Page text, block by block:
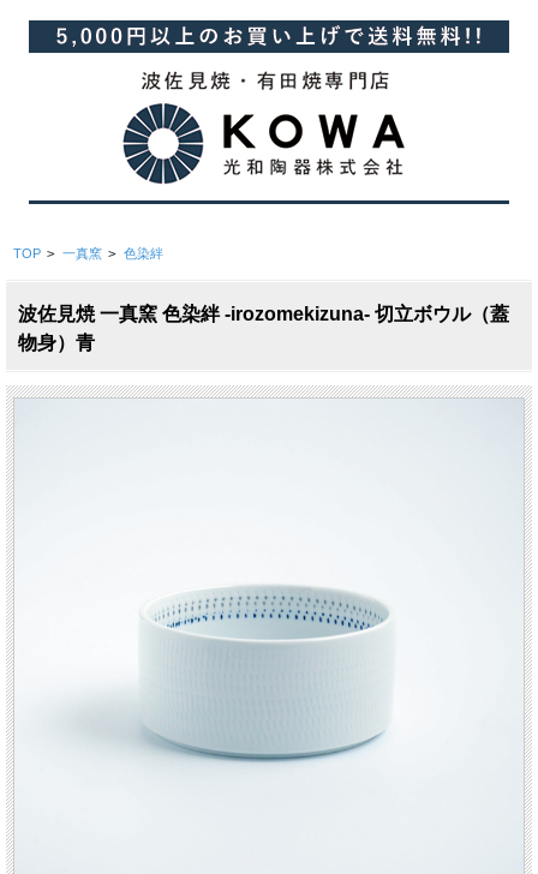
TOP > 一真窯 > 色染絆
波佐見焼 一真窯 色染絆 -irozomekizuna- 切立ボウル（蓋
物身）青